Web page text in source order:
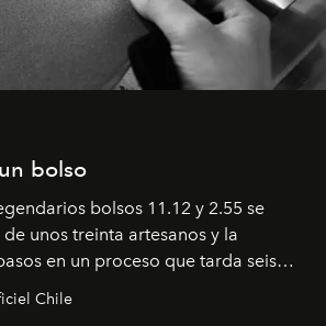
bolso
bolsos 11.12 y 2.55 se
unos treinta artesanos y la
en un proceso que tarda seis
ponen en práctica una técnica
en la escuela de formación de
Chile